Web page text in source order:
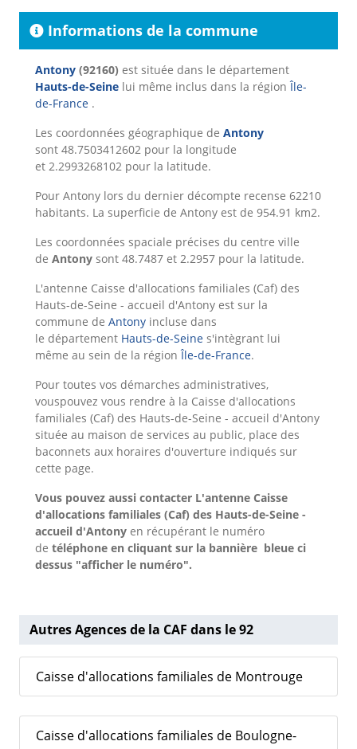
Informations de la commune
Antony (92160) est située dans le département
Hauts-de-Seine lui même inclus dans la régionÎle-
de-France .
Les coordonnées géographique de Antony
sont 48.7503412602 pour la longitude
et 2.2993268102 pour la latitude.
Pour Antony lors du dernier décompte recense 62210
habitants. La superficie de Antony est de 954.91 km2.
Les coordonnées spaciale précises du centre ville
de Antony sont 48.7487 et 2.2957 pour la latitude.
L'antenne Caisse d'allocations familiales (Caf) des
Hauts-de-Seine - accueil d'Antony est sur la
commune de Antony incluse dans
le département Hauts-de-Seine s'intègrant lui
même au sein de la régionÎle-de-France.
Pour toutes vos démarches administratives,
vouspouvez vous rendre à la Caisse d'allocations
familiales (Caf) des Hauts-de-Seine - accueil d'Antony
située au maison de services au public, place des
baconnets aux horaires d'ouverture indiqués sur
cette page.
Vous pouvez aussi contacter L'antenne Caisse
d'allocations familiales (Caf) des Hauts-de-Seine -
accueil d'Antony en récupérant le numéro
de téléphone en cliquant sur la bannière bleue ci
dessus "afficher le numéro".
Autres Agences de la CAF dans le 92
Caisse d'allocations familiales de Montrouge
Caisse d'allocations familiales de Boulogne-